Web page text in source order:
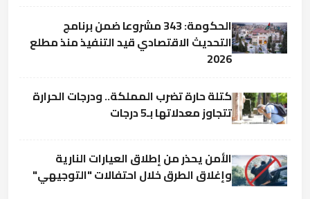
الحكومة: 343 مشروعا ضمن برنامج
التحديث الاقتصادي قيد التنفيذ منذ مطلع
2026
كتلة حارة تضرب المملكة.. ودرجات الحرارة
تتجاوز معدلاتها بـ5 درجات
الأمن يحذر من إطلاق العيارات النارية
وإغلاق الطرق خلال احتفالات "التوجيهي"